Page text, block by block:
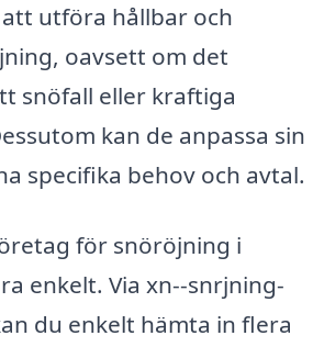
utföra hållbar och
oavsett om det
snöfall eller kraftiga
kan de anpassa sin
specifika behov och avtal.
för snöröjning i
enkelt. Via xn--snrjning-
du enkelt hämta in flera